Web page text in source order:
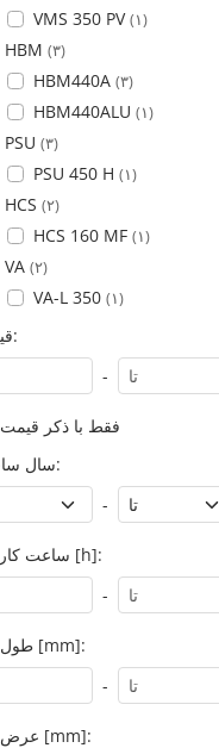
VMS 350 PV(۱)
HBM (۳)
HBM440A (۳)
HBM440ALU (۱)
PSU (۳)
PSU 450 H (۱)
HCS (۲)
HCS 160 MF (۱)
VA (۲)
VA-L 350 (۱)
قیمت:
-
فقط با ذکر قیمت
سال ساخت:
-
ساعت کارکرد [h]:
-
طول کل [mm]:
-
عرض کل [mm]: